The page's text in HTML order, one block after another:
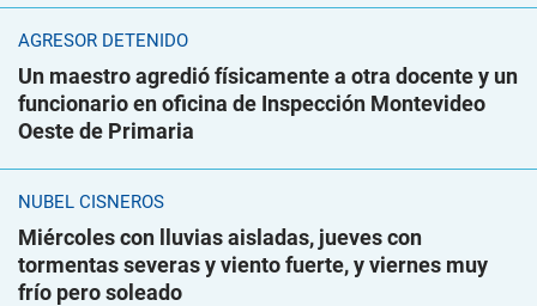
AGRESOR DETENIDO
Un maestro agredió físicamente a otra docente y un
funcionario en oficina de Inspección Montevideo
Oeste de Primaria
NUBEL CISNEROS
Miércoles con lluvias aisladas, jueves con
tormentas severas y viento fuerte, y viernes muy
frío pero soleado